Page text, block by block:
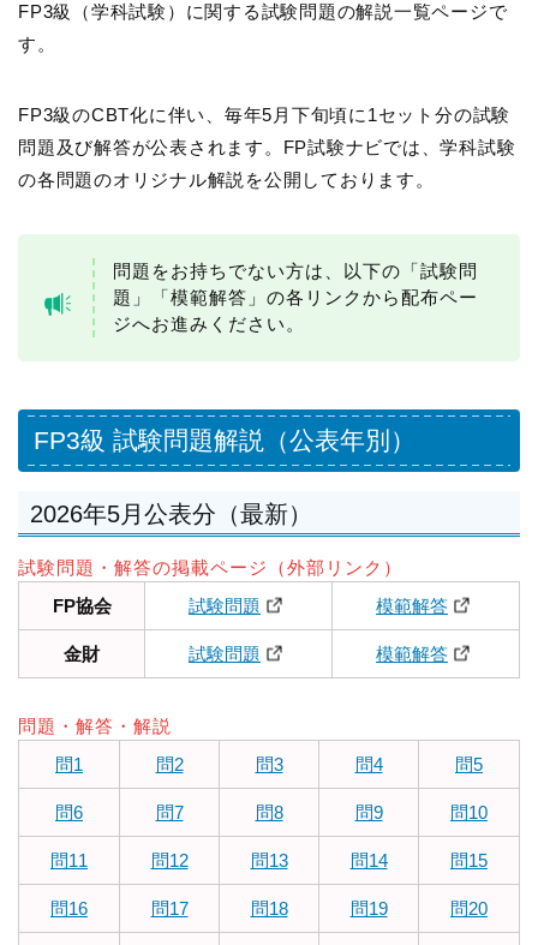
FP3級（学科試験）に関する試験問題の解説一覧ページで
す。
FP3級のCBT化に伴い、毎年5月下旬頃に1セット分の試験
問題及び解答が公表されます。FP試験ナビでは、学科試験
の各問題のオリジナル解説を公開しております。
問題をお持ちでない方は、以下の「試験問
題」「模範解答」の各リンクから配布ペー
ジへお進みください。
FP3級 試験問題解説（公表年別）
2026年5月公表分（最新）
試験問題・解答の掲載ページ（外部リンク）
FP協会
試験問題 模範解答
金財 試験問題 模範解答
問題・解答・解説
問1
問2 問3 問4 問5
問6 問7 問8 問9 問10
問11 問12 問13 問14 問15
問16 問17 問18 問19 問20